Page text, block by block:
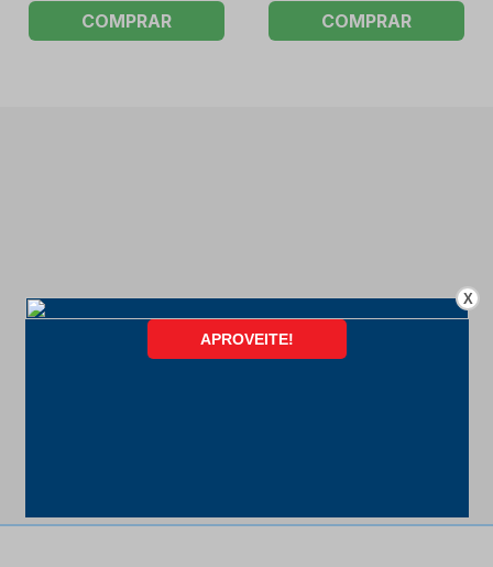
COMPRAR COMPRAR
FORMAS DE PAGAMENTO
X